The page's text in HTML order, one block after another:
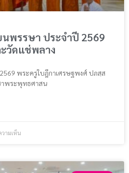
นพรรษา ประจำปี 2569
วัดแช่พลาง
พระครูใบฎีกาเศรษฐพงศ์ ปภสฺส
าพระพุทธศาสน
วามเห็น